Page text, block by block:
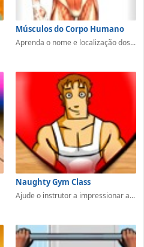
Músculos do Corpo Humano
Aprenda o nome e localização dos...
Naughty Gym Class
Ajude o instrutor a impressionar a...